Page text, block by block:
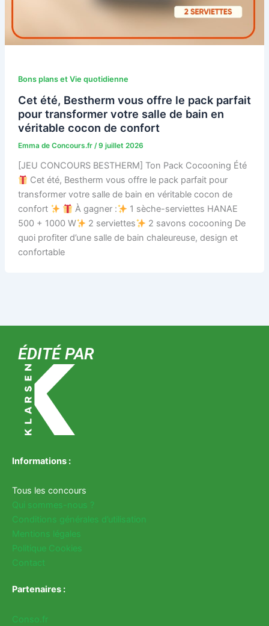
Bons plans et Vie quotidienne
Cet été, Bestherm vous offre le pack parfait
pour transformer votre salle de bain en
véritable cocon de confort
Emma de Concours.fr /9 juillet 2026
[JEU CONCOURS BESTHERM] Ton Pack Cocooning Été
Cet été, Bestherm vous offre le pack parfait pour
transformer votre salle de bain en véritable cocon de
confort
À gagner :
1 sèche-serviettes HANAE
500 + 1000 W
2 serviettes
2 savons cocooning De
quoi profiter d’une salle de bain chaleureuse, design et
confortable
ÉDITÉ PAR
Informations :
Tous les concours
Qui sommes-nous ?
Conditions générales d’utilisation
Mentions légales
Politique Cookies
Contact
Partenaires :
Conso.fr